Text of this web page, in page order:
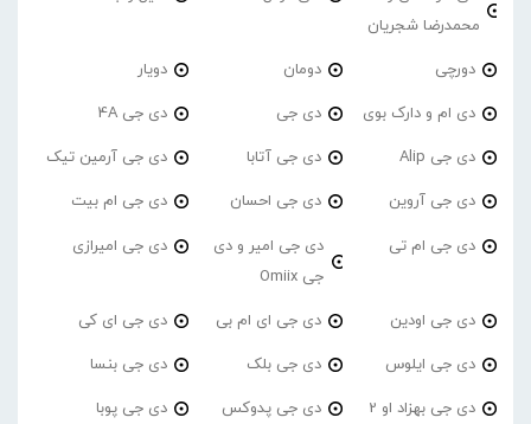
محمدرضا شجریان
دورچی دومان دویار
دی ام و دارک بوی دی جی دی جی 4A
دی جی Alip دی جی آتابا دی جی آرمین تیک
دی جی آروین دی جی احسان دی جی ام بیت
دی جی ام تی
دی جی امیر و دی
جی Omiix
دی جی امیرازی
دی جی اودین دی جی ای ام بی دی جی ای کی
دی جی ایلوس دی جی بلک دی جی بنسا
دی جی بهزاد او 2 دی جی پدوکس دی جی پوبا